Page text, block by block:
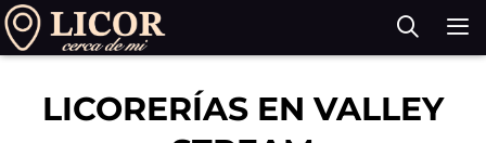
Saltar
al
LICORERÍAS EN VALLEY